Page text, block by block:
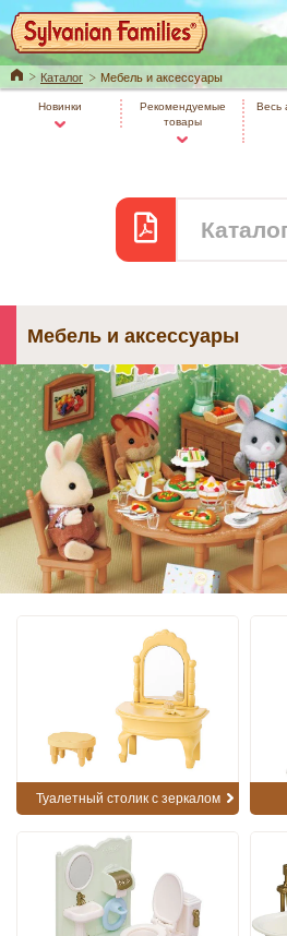
HomeКаталог Мебель и аксессуары
Новинки
Рекомендуемые
товары
Весь
Мебель и аксессуары
Туалетный столик с зеркалом